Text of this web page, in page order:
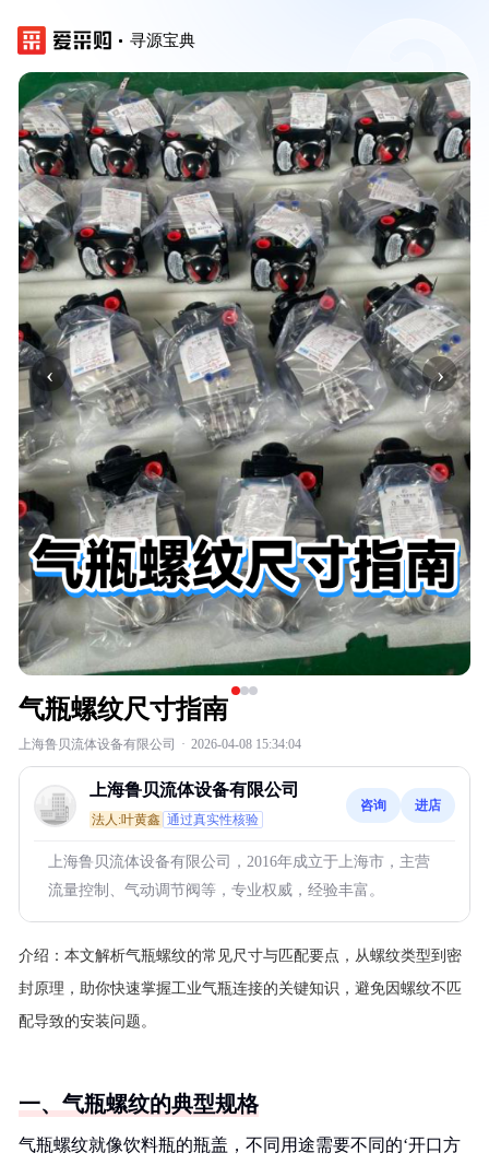
寻源宝典
‹ ›
气瓶螺纹尺寸指南
上海鲁贝流体设备有限公司 · 2026-04-08 15:34:04
上海鲁贝流体设备有限公司
法人:叶黄鑫 通过真实性核验
咨询 进店
上海鲁贝流体设备有限公司，2016年成立于上海市，主营
流量控制、气动调节阀等，专业权威，经验丰富。
介绍： 本文解析气瓶螺纹的常见尺寸与匹配要点，从螺纹类型到密
封原理，助你快速掌握工业气瓶连接的关键知识，避免因螺纹不匹
配导致的安装问题。
一、气瓶螺纹的典型规格
气瓶螺纹就像饮料瓶的瓶盖，不同用途需要不同的‘开口方